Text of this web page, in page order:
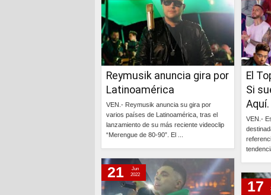
Reymusik anuncia gira por
Latinoamérica
VEN.- Reymusik anuncia su gira por
varios países de Latinoamérica, tras el
lanzamiento de su más reciente videoclip
“Merengue de 80-90”. El ...
El
Si
Aquí.
VEN.-
21
Jun
2022
17